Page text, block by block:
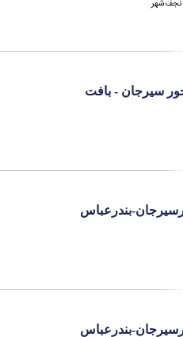
نجف‌شهر
سیرجان - بافت
بندرعباس
بندرعباس